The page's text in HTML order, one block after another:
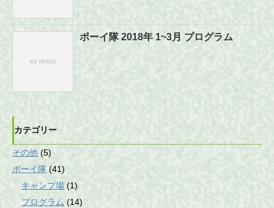
ボーイ隊 2018年 1~3月 プログラム
カテゴリー
その他 (5)
ボーイ隊 (41)
キャンプ場 (1)
プログラム (14)